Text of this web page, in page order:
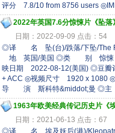
评分 7.8/10 from 8756 users
2022年英国7.6分惊悚片《坠
日期：2022-09-09 点击：54
◎译 名 坠(台)/跌落/下坠/
地 英国/美国 ◎类 别 惊
映日期 2022-08-12(美国) ◎豆
+ ACC ◎视频尺寸 1920 x
导 演 斯科特&middot;曼 ◎主
1963年欧美经典传记历史片《
日期：2021-06-13 点击：67
◎译 名 埃及妖后(港)/